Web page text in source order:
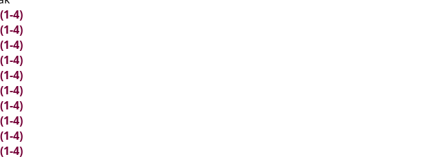
4)
4)
4)
4)
4)
4)
4)
4)
4)
4)